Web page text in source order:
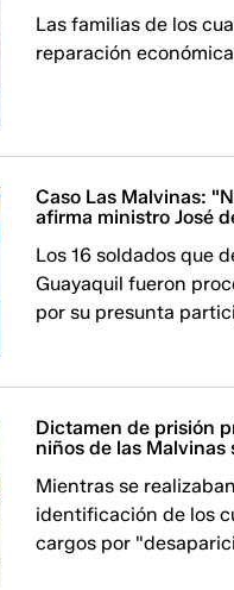
Las familias de los
reparación
Caso Las Malvinas:
afirma ministro José
Los 16 soldados que
Guayaquil fueron
por su presunta
Dictamen de prisión
niños de las Malvinas
Mientras se
identificación de los
cargos por